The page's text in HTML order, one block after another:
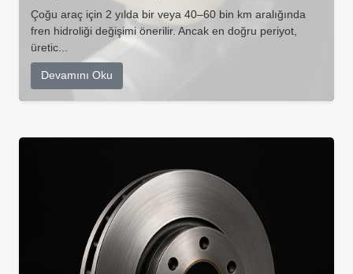
Çoğu araç için 2 yılda bir veya 40–60 bin km aralığında
fren hidroliği değişimi önerilir. Ancak en doğru periyot,
üretic...
Devamını Oku